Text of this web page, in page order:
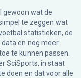
gewoon wat de
te zeggen wat
statistieken, de
en nog meer
te kunnen passen.
SciSports, in staat
doen en dat voor alle